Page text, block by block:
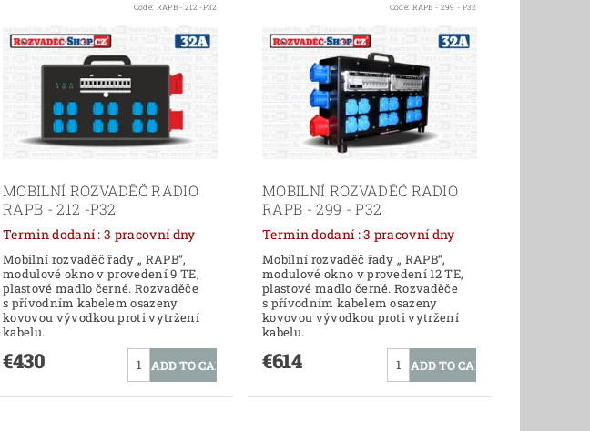
Code: RAPB - 212 -P32
MOBILNÍ ROZVADĚČ RADIO
RAPB - 212 -P32
Termin dodaní : 3 pracovní dny
Mobilní rozvaděč řady „ RAPB“,
modulové okno v provedení 9 TE,
plastové madlo černé. Rozvaděče
s přívodním kabelem osazeny
kovovou vývodkou proti vytržení
kabelu.
€430
Code: RAPB - 299 - P32
MOBILNÍ ROZVADĚČ RADIO
RAPB - 299 - P32
Termin dodaní : 3 pracovní dny
Mobilní rozvaděč řady „ RAPB“,
modulové okno v provedení 12 TE,
plastové madlo černé. Rozvaděče
s přívodním kabelem osazeny
kovovou vývodkou proti vytržení
kabelu.
€614